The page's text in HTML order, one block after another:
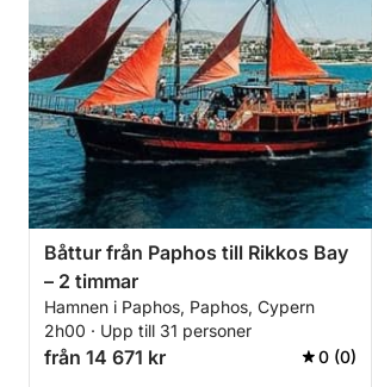
Båttur från Paphos till Rikkos Bay
– 2 timmar
Hamnen i Paphos, Paphos, Cypern
2h00 · Upp till 31 personer
från 14 671 kr 0 (0)